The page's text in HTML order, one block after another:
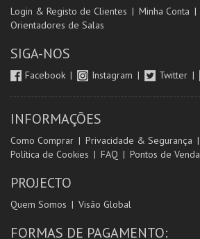
Login & Registo de Clientes Minha Conta
Orientadores de Salas
SIGA-NOS
Facebook Instagram Twitter
INFORMAÇÕES
Como Comprar Privacidade & Segurança
Política de Cookies
FAQ Pontos de Venda
PROJECTO
Quem Somos Visão Global
FORMAS DE PAGAMENTO: